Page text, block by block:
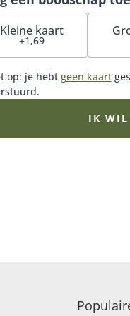
Kleine kaart
+1,69
op: je hebt geen kaart
IK WIL